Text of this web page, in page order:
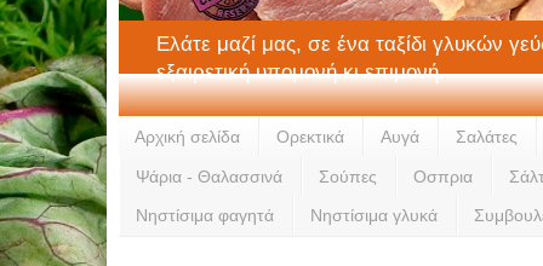
Ελάτε μαζί μας, σε ένα ταξίδι γλυκών
εξαιρετική υπομονή κι επιμονή.
Αρχική σελίδα Ορεκτικά Αυγά Σαλάτες
Ψάρια - Θαλασσινά Σούπες Οσπρια
Νηστίσιμα φαγητά Νηστίσιμα γλυκά